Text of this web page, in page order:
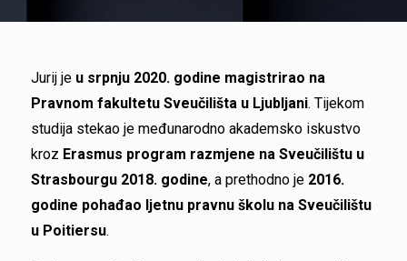
Jurij je u srpnju 2020. godine magistrirao na
Pravnom fakultetu Sveučilišta u Ljubljani. Tijekom
studija stekao je međunarodno akademsko iskustvo
kroz Erasmus program razmjene na Sveučilištu u
Strasbourgu 2018. godine, a prethodno je 2016.
godine pohađao ljetnu pravnu školu na Sveučilištu
u Poitiersu.